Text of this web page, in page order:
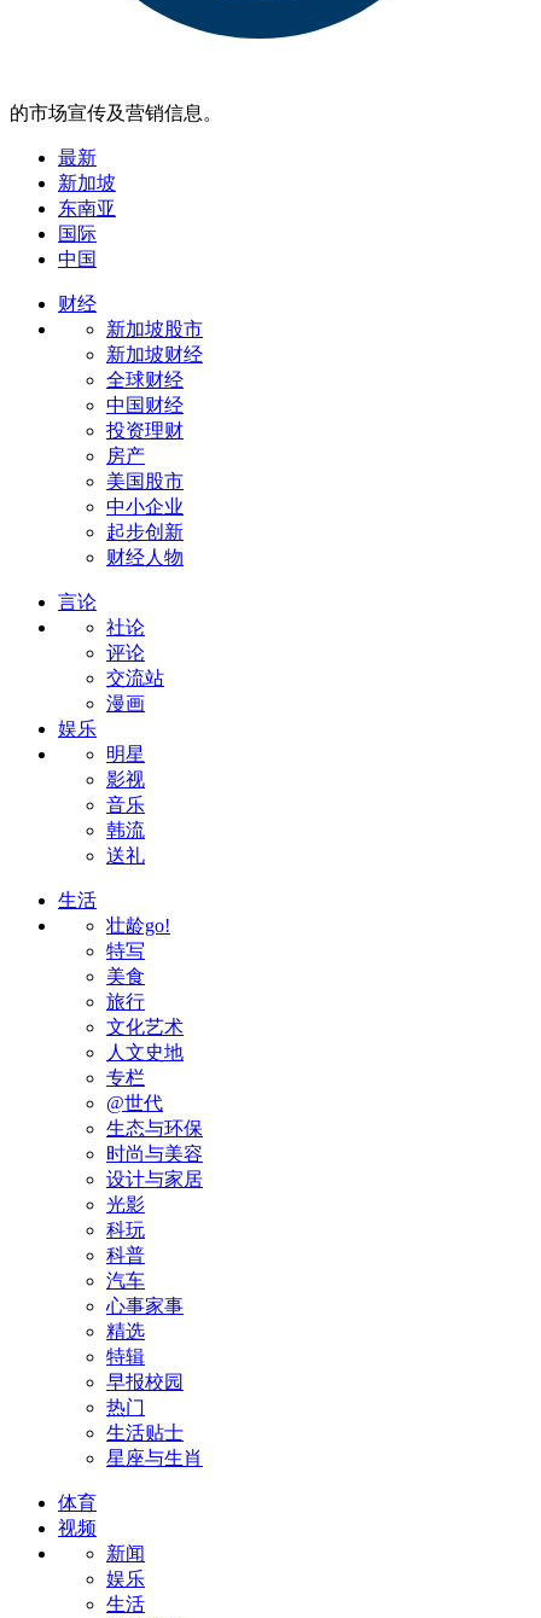
的市场宣传及营销信息。
最新
新加坡
东南亚
国际
中国
财经
新加坡股市
新加坡财经
全球财经
中国财经
投资理财
房产
美国股市
中小企业
起步创新
财经人物
言论
社论
评论
交流站
漫画
娱乐
明星
影视
音乐
韩流
送礼
生活
壮龄go!
特写
美食
旅行
文化艺术
人文史地
专栏
@世代
生态与环保
时尚与美容
设计与家居
光影
科玩
科普
汽车
心事家事
精选
特辑
早报校园
热门
生活贴士
星座与生肖
体育
视频
新闻
娱乐
生活